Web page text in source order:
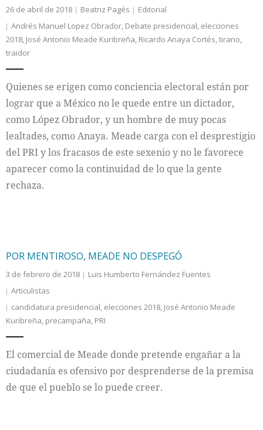
26 de abril de 2018 Beatriz Pagés
Editorial
Andrés Manuel Lopez Obrador, Debate presidencial, elecciones
2018, José Antonio Meade Kuribreña, Ricardo Anaya Cortés,tirano,
traidor
Quienes se erigen como conciencia electoral están por
lograr que a México no le quede entre un dictador,
como López Obrador, y un hombre de muy pocas
lealtades, como Anaya. Meade carga con el desprestigio
del PRI y los fracasos de este sexenio y no le favorece
aparecer como la continuidad de lo que la gente
rechaza.
POR MENTIROSO, MEADE NO DESPEGÓ
3 de febrero de 2018
Luis Humberto Fernández Fuentes
Articulistas
candidatura presidencial, elecciones 2018, José Antonio Meade
Kuribreña, precampaña, PRI
El comercial de Meade donde pretende engañar a la
ciudadanía es ofensivo por desprenderse de la premisa
de que el pueblo se lo puede creer.